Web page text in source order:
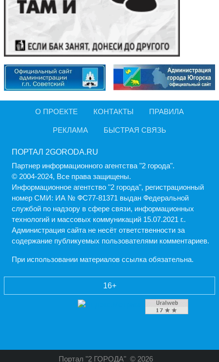
О ПРОЕКТЕ КОНТАКТЫ ПРАВИЛА
РЕКЛАМА БЫСТРАЯ СВЯЗЬ
ПОРТАЛ 2GORODA.RU
Партнер информационного агентства "2 города".
© 2004-2024, Все права защищены.
Информационное агентство "2 города", регистрационный
номер СМИ: ИА № ФС77-81371 выдан Федеральной
службой по надзору в сфере связи, информационных
технологий и массовых коммуникаций 15.07.2021 г..
Администрация cайта не несёт ответственности за
содержание публикуемых пользователями комментариев.
При использовании материалов ссылка обязательна.
16+
Портал "2 ГОРОДА" © 2026